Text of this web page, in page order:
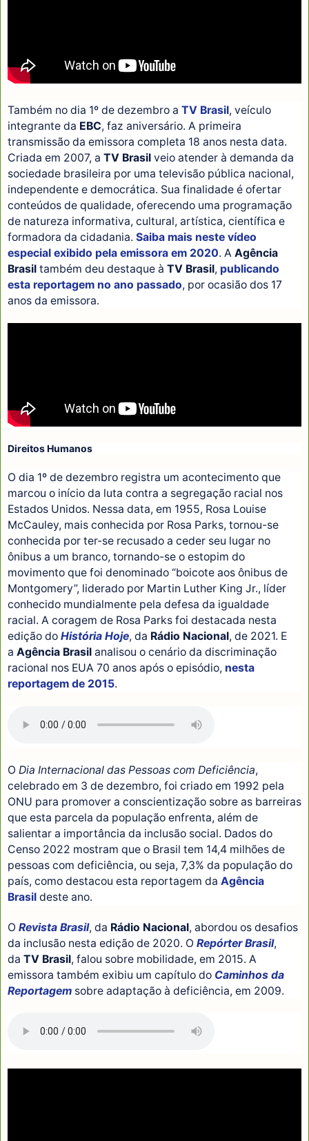
Também no dia 1º de dezembro a TV Brasil, veículo
integrante da EBC, faz aniversário. A primeira
transmissão da emissora completa 18 anos nesta data.
Criada em 2007, a TV Brasil veio atender à demanda da
sociedade brasileira por uma televisão pública nacional,
independente e democrática. Sua finalidade é ofertar
conteúdos de qualidade, oferecendo uma programação
de natureza informativa, cultural, artística, científica e
formadora da cidadania. Saiba mais neste vídeo
especial exibido pela emissora em 2020. A Agência
Brasil também deu destaque à TV Brasil, publicando
esta reportagem no ano passado, por ocasião dos 17
anos da emissora.
Direitos Humanos
O dia 1º de dezembro registra um acontecimento que
marcou o início da luta contra a segregação racial nos
Estados Unidos. Nessa data, em 1955, Rosa Louise
McCauley, mais conhecida por Rosa Parks, tornou-se
conhecida por ter-se recusado a ceder seu lugar no
ônibus a um branco, tornando-se o estopim do
movimento que foi denominado “boicote aos ônibus de
Montgomery”, liderado por Martin Luther King Jr., líder
conhecido mundialmente pela defesa da igualdade
racial. A coragem de Rosa Parks foi destacada nesta
edição do História Hoje, da Rádio Nacional, de 2021. E
a Agência Brasil analisou o cenário da discriminação
racional nos EUA 70 anos após o episódio, nesta
reportagem de 2015.
O Dia Internacional das Pessoas com Deficiência,
celebrado em 3 de dezembro, foi criado em 1992 pela
ONU para promover a conscientização sobre as barreiras
que esta parcela da população enfrenta, além de
salientar a importância da inclusão social. Dados do
Censo 2022 mostram que o Brasil tem 14,4 milhões de
pessoas com deficiência, ou seja, 7,3% da população do
país, como destacou esta reportagem da Agência
Brasil deste ano.
O Revista Brasil, da Rádio Nacional, abordou os desafios
da inclusão nesta edição de 2020. O Repórter Brasil,
da TV Brasil, falou sobre mobilidade, em 2015. A
emissora também exibiu um capítulo do Caminhos da
Reportagem sobre adaptação à deficiência, em 2009.